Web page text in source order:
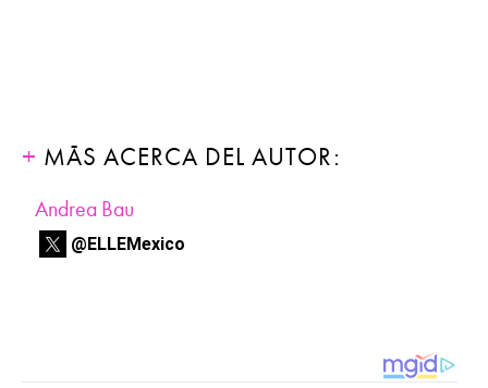
MÁS ACERCA DEL AUTOR:
Andrea Bau
@ELLEMexico